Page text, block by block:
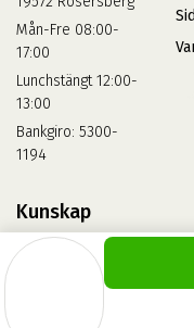
Mån-Fre 08:00-
17:00
Lunchstängt 12:00-
13:00
Bankgiro: 5300-
1194
Kunskap
Däckskola